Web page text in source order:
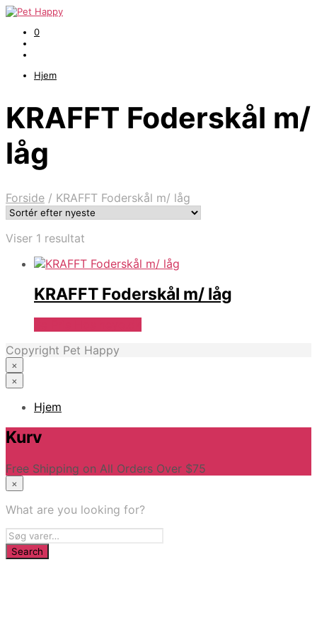
0
Hjem
KRAFFT Foderskål m/
låg
Forside / KRAFFT Foderskål m/ låg
Viser 1 resultat
KRAFFT Foderskål m/ låg
Copyright Pet Happy
×
×
Hjem
Kurv
Free Shipping on All Orders Over $75
×
What are you looking for?